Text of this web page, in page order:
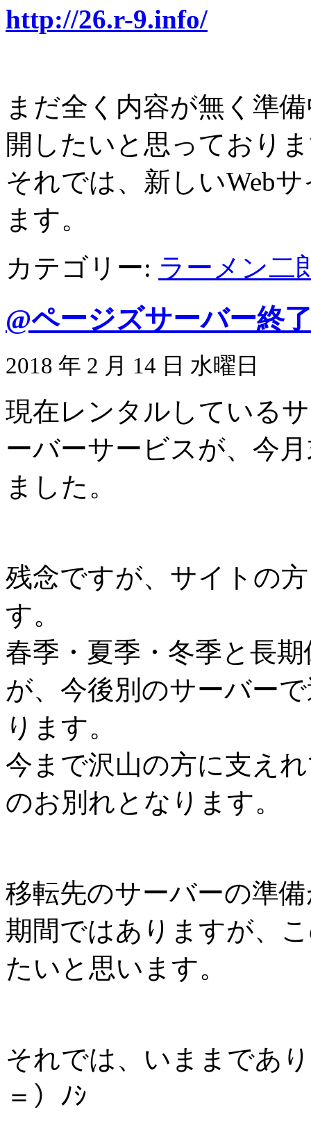
http://26.r-9.info/
まだ全く内容が無く準
開したいと思っており
それでは、新しいWeb
ます。
カテゴリー: ラーメン二
@ページズサーバー終
2018 年 2 月 14 日 水曜日
現在レンタルしている
ーバーサービスが、今
ました。
残念ですが、サイトの
す。
春季・夏季・冬季と長
が、今後別のサーバー
ります。
今まで沢山の方に支え
のお別れとなります。
移転先のサーバーの準
期間ではありますが、
たいと思います。
それでは、いままであ
＝）ﾉｼ